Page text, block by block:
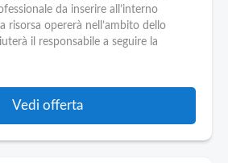
da inserire all’interno
risorsa opererà nell’ambito dello
il responsabile a seguire la
Vedi offerta